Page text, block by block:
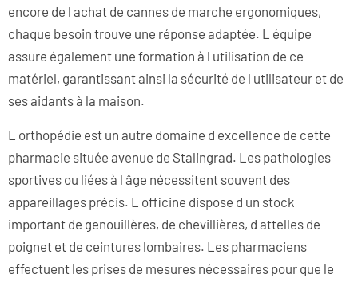
encore de l achat de cannes de marche ergonomiques,
chaque besoin trouve une réponse adaptée. L équipe
assure également une formation à l utilisation de ce
matériel, garantissant ainsi la sécurité de l utilisateur et de
ses aidants à la maison.
L orthopédie est un autre domaine d excellence de cette
pharmacie située avenue de Stalingrad. Les pathologies
sportives ou liées à l âge nécessitent souvent des
appareillages précis. L officine dispose d un stock
important de genouillères, de chevillières, d attelles de
poignet et de ceintures lombaires. Les pharmaciens
effectuent les prises de mesures nécessaires pour que le